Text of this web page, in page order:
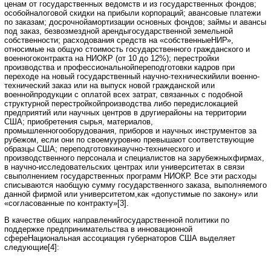
ценам от государственных ведомств и из государственных фондов;
особойналоговой скидки на прибыли корпораций; авансовые платежи
по заказам; досрочнойамортизации основных фондов; займы и авансы
под заказ, безвозмездной арендыгосударственной земельной
собственности; расходования средств на «собственныеНИР»,
относимые на общую стоимость государственного гражданского и
военногоконтракта на НИОКР (от 10 до 12%); перестройки
производства и профессиональнойпереподготовки кадров при
переходе на новый государственный научно-техническийили военно-
технический заказ или на выпуск новой гражданской или
военнойпродукции с оплатой всех затрат, связанных с подобной
структурной перестройкойпроизводства либо передислокацией
предприятий или научных центров в другиерайоны на территории
США; приобретения сырья, материалов,
промышленногооборудования, приборов и научных инструментов за
рубежом, если они по своемууровню превышают соответствующие
образцы США; переподготовкинаучно-технического и
производственного персонала и специалистов на зарубежныхфирмах,
в научно-исследовательских центрах или университетах в связи
свыполнением государственных программ НИОКР. Все эти расходы
списываются наобщую сумму государственного заказа, выполняемого
данной фирмой или университетом,как «допустимые по закону» или
«согласованные по контракту»[3].
В качестве общих направленийгосударственной политики по
поддержке предпринимательства в инновационной
сфереНациональная ассоциация губернаторов США выделяет
следующие[4]: